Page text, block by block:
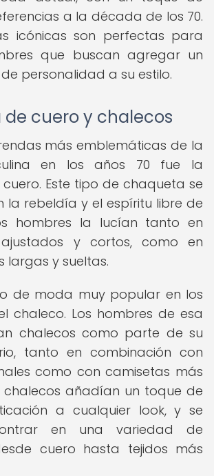
a la década de los 70.
icónicas son perfectas para
que buscan agregar un
personalidad a su estilo.
cuero y chalecos
más emblemáticas de la
en los años 70 fue la
Este tipo de chaqueta se
la rebeldía y el espíritu libre de
hombres la lucían tanto en
y cortos, como en
largas y sueltas.
de moda muy popular en los
chaleco. Los hombres de esa
chalecos como parte de su
tanto en combinación con
como con camisetas más
chalecos añadían un toque de
a cualquier look, y se
en una variedad de
cuero hasta tejidos más